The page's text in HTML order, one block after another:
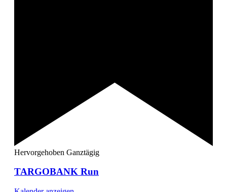
Hervorgehoben Ganztägig
TARGOBANK Run